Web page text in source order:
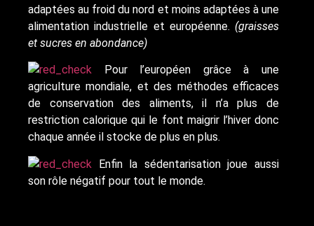
adaptées au froid du nord et moins adaptées à une
alimentation industrielle et européenne. (graisses
et sucres en abondance)
Pour l’européen grâce à une
agriculture mondiale, et des méthodes efficaces
de conservation des aliments, il n’a plus de
restriction calorique qui le font maigrir l’hiver donc
chaque année il stocke de plus en plus.
Enfin la sédentarisation joue aussi
son rôle négatif pour tout le monde.